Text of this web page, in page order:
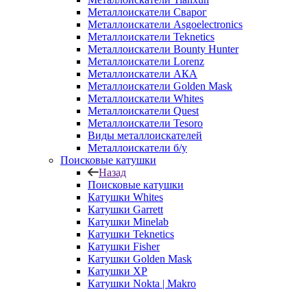
Металлоискатели Сварог
Металлоискатели Asgoelectronics
Металлоискатели Teknetics
Металлоискатели Bounty Hunter
Металлоискатели Lorenz
Металлоискатели АКА
Металлоискатели Golden Mask
Металлоискатели Whites
Металлоискатели Quest
Металлоискатели Tesoro
Виды металлоискателей
Металлоискатели б/у
Поисковые катушки
Назад
Поисковые катушки
Катушки Whites
Катушки Garrett
Катушки Minelab
Катушки Teknetics
Катушки Fisher
Катушки Golden Mask
Катушки XP
Катушки Nokta | Makro